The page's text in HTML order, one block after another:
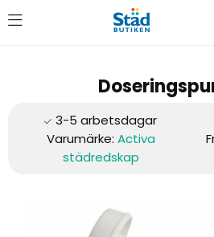
Varumärke: Activa
städredskap